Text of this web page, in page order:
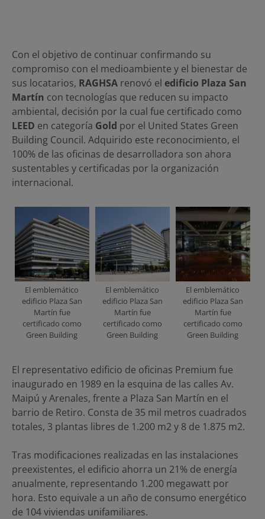
Con el objetivo de continuar confirmando su
compromiso con el medioambiente y el bienestar de
sus locatarios, RAGHSA renovó el edificio Plaza San
Martín con tecnologías que reducen su impacto
ambiental, decisión por la cual fue certificado como
LEED en categoría Gold por el United States Green
Building Council. Adquirido este reconocimiento, el
100% de las oficinas de desarrolladora son ahora
sustentables y certificadas por la organización
internacional.
El emblemático
edificio Plaza San
Martín fue
certificado como
Green Building
El emblemático
edificio Plaza San
Martín fue
certificado como
Green Building
El emblemático
edificio Plaza San
Martín fue
certificado como
Green Building
El representativo edificio de oficinas Premium fue
inaugurado en 1989 en la esquina de las calles Av.
Maipú y Arenales, frente a Plaza San Martín en el
barrio de Retiro. Consta de 35 mil metros cuadrados
totales, 3 plantas libres de 1.200 m2 y 8 de 1.875 m2.
Tras modificaciones realizadas en las instalaciones
preexistentes, el edificio ahorra un 21% de energía
anualmente, representando 1.200 megawatt por
hora. Esto equivale a un año de consumo energético
de 104 viviendas unifamiliares.